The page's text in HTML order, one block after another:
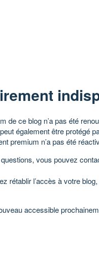
de ce blog n’a pas été
également être protégé
premium n’a pas été
vous pouvez
rétablir l’accès à votre
accessible